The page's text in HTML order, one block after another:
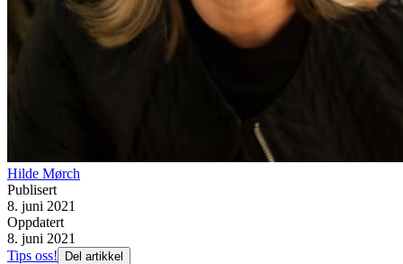
Hilde Mørch
Publisert
8. juni 2021
Oppdatert
8. juni 2021
Tips oss!
Del artikkel